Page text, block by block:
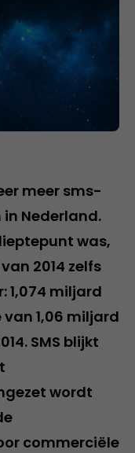
meer sms-
Nederland.
was,
2014 zelfs
1,074 miljard
1,06 miljard
SMS blijkt
wordt
commerciële